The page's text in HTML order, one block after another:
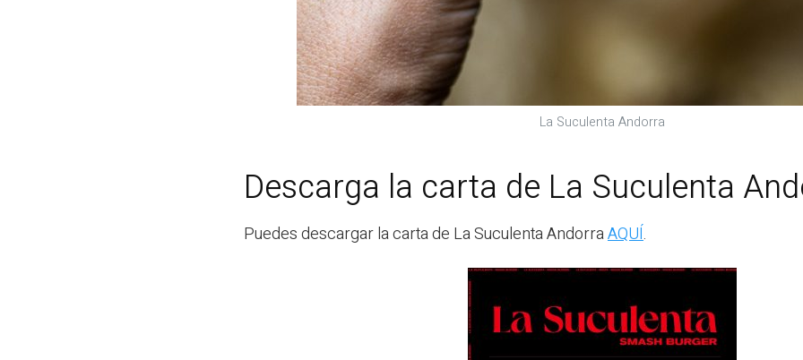
La Suculenta Andorra
Descarga la carta de La Suculenta
Puedes descargar la carta de La Suculenta AndorraAQUÍ.